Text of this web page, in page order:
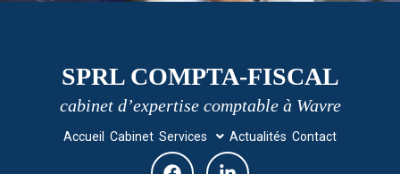
SPRL COMPTA-FISCAL
cabinet d’expertise comptable à Wavre
Accueil Cabinet Services Actualités Contact